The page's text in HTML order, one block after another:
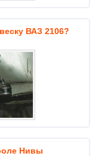
ВАЗ 2106?
Нивы